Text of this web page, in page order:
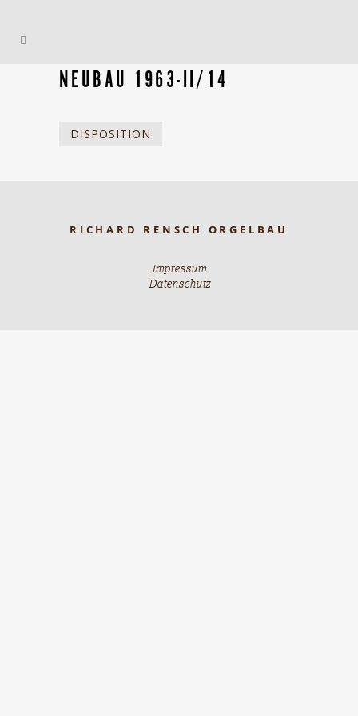
NEUBAU 1963-II/14
DISPOSITION
RICHARD RENSCH ORGELBAU
Impressum
Datenschutz